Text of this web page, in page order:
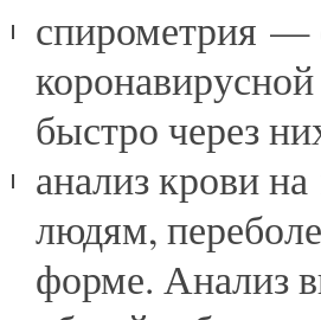
спирометрия —
быстро через
анализ крови
людям,
форме. Анализ